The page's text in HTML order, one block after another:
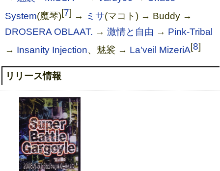
System(魔琴)[7] → ミサ(マコト) → Buddy →
DROSERA OBLAAT. →激情と自由 → Pink-Tribal
→ Insanity Injection、魅裟 → La'veil MizeriA[8]
リリース情報